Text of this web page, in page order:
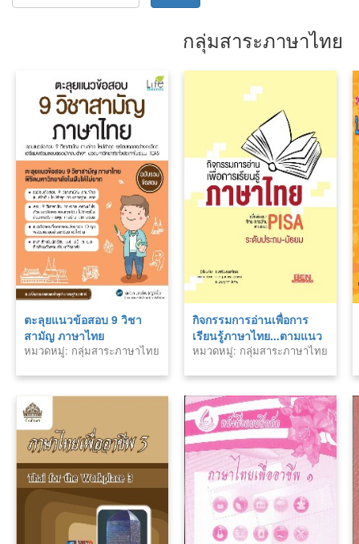
กลุ่มสาระภาษาไทย
ตะลุยแนวข้อสอบ 9 วิชา
สามัญ ภาษาไทย
หมวดหมู่: กลุ่มสาระภาษาไทย
กิจกรรมการอ่านเพื่อการ
เรียนรู้ภาษาไทย...ตามแนว
PISA
หมวดหมู่: กลุ่มสาระภาษาไทย